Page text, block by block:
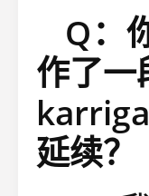
Q：
作了一
延续？